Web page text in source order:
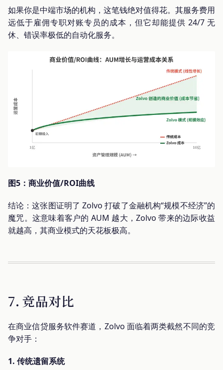
如果你是中端市场的机构，这笔钱绝对值得花。其服务费用
远低于雇佣专职对账专员的成本，但它却能提供 24/7 无
休、错误率极低的自动化服务。
图5：商业价值/ROI曲线
结论：这张图证明了 Zolvo 打破了金融机构“规模不经济”的
魔咒。这意味着客户的 AUM 越大，Zolvo 带来的边际收益
就越高，其商业模式的天花板极高。
7. 竞品对比
在商业信贷服务软件赛道，Zolvo 面临着两类截然不同的竞
争对手：
1. 传统遗留系统